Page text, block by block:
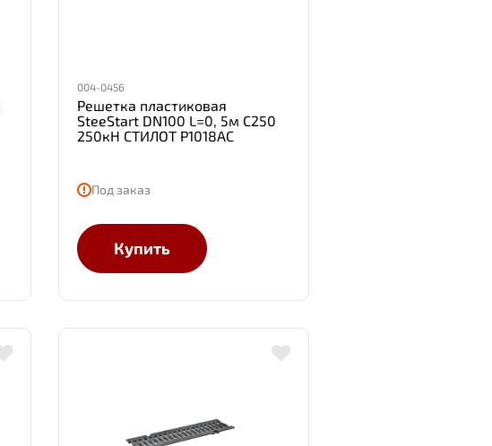
004-0456
Решетка пластиковая
SteeStart DN100 L=0, 5м С250
250кН СТИЛОТ Р1018АС
Под заказ
Купить